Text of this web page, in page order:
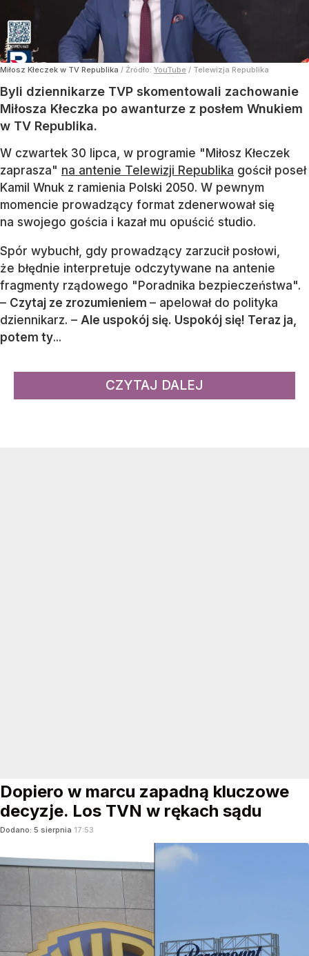
Miłosz Kłeczek w TV Republika / Źródło: YouTube / Telewizja Republika
Byli dziennikarze TVP skomentowali zachowanie
Miłosza Kłeczka po awanturze z posłem Wnukiem
w TV Republika.
W czwartek 30 lipca, w programie "Miłosz Kłeczek
zaprasza" na antenie Telewizji Republika gościł poseł
Kamil Wnuk z ramienia Polski 2050. W pewnym
momencie prowadzący format zdenerwował się
na swojego gościa i kazał mu opuścić studio.
Spór wybuchł, gdy prowadzący zarzucił posłowi,
że błędnie interpretuje odczytywane na antenie
fragmenty rządowego "Poradnika bezpieczeństwa".
– Czytaj ze zrozumieniem – apelował do polityka
dziennikarz. – Ale uspokój się. Uspokój się! Teraz ja,
potem ty...
CZYTAJ DALEJ
Dopiero w marcu zapadną kluczowe
decyzje. Los TVN w rękach sądu
Dodano: 5 sierpnia 17:53